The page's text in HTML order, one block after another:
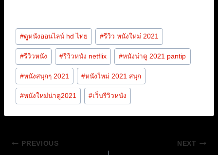
Post
Tags:
#ดูหนังออนไลน์ hd ไทย #รีวิว หนังใหม่ 2021
#รีวิวหนัง #รีวิวหนัง netflix #หนังน่าดู 2021 pantip
#หนังสนุกๆ 2021 #หนังใหม่ 2021 สนุก
#หนังใหม่น่าดู2021 #เว็บรีวิวหนัง
แนะแนว
PREVIOUS NEXT